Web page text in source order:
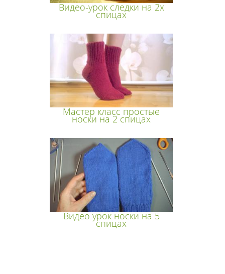
Видео-урок следки на 2х
спицах
Мастер класс простые
носки на 2 спицах
Видео урок носки на 5
спицах